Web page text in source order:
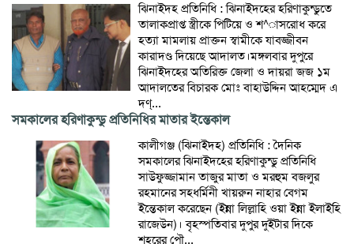
ঝিনাইদহ প্রতিনিধি : ঝিনাইদহের হরিণাকুন্ডুতে
তালাকপ্রাপ্ত স্ত্রীকে পিটিয়ে ও শ^াসরোধ করে
হত্যা মামলায় প্রাক্তন স্বামীকে যাবজ্জীবন
কারাদণ্ড দিয়েছে আদালত।মঙ্গলবার দুপুরে
ঝিনাইদহের অতিরিক্ত জেলা ও দায়রা জজ ১ম
আদালতের বিচারক মোঃ বাহাউদ্দিন আহম্মেদ এ
দণ্...
সমকালের হরিণাকুন্ডু প্রতিনিধির মাতার ইন্তেকাল
কালীগঞ্জ (ঝিনাইদহ) প্রতিনিধি : দৈনিক
সমকালের ঝিনাইদহের হরিণাকুন্ডু প্রতিনিধি
সাউফুজ্জামান তাজুর মাতা ও মরহুম বজলুর
রহমানের সহধর্মিনী খায়রুন নাহার বেগম
ইন্তেকাল করেছেন (ইন্না লিল্লাহি ওয়া ইন্না ইলাইহি
রাজেউন)। বৃহস্পতিবার দুপুর দুইটার দিকে
শহরের পৌ...